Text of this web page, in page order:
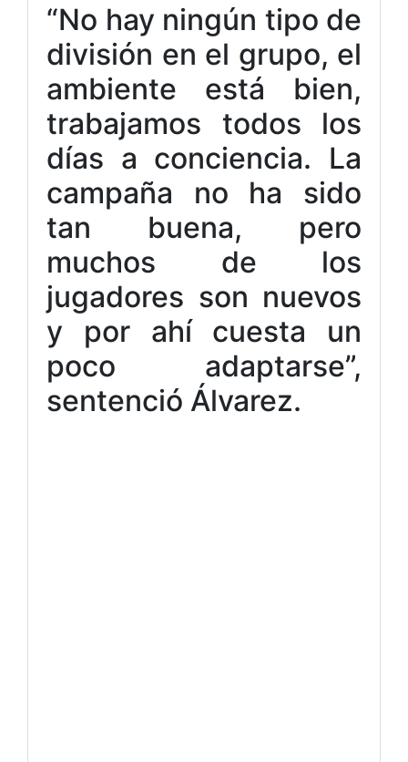
“No hay ningún tipo de
división en el grupo, el
ambiente está bien,
trabajamos todos los
días a conciencia. La
campaña no ha sido
tan buena, pero
muchos de los
jugadores son nuevos
y por ahí cuesta un
poco adaptarse”,
sentenció Álvarez.